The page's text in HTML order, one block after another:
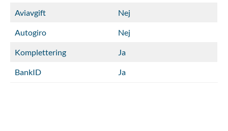
Aviavgift Nej
Autogiro Nej
Komplettering Ja
BankID Ja